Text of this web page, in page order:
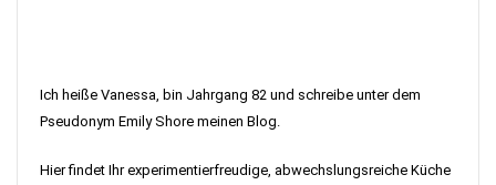
Ich heiße Vanessa, bin Jahrgang 82 und schreibe unter dem
Pseudonym Emily Shore meinen Blog.
Hier findet Ihr experimentierfreudige, abwechslungsreiche Küche